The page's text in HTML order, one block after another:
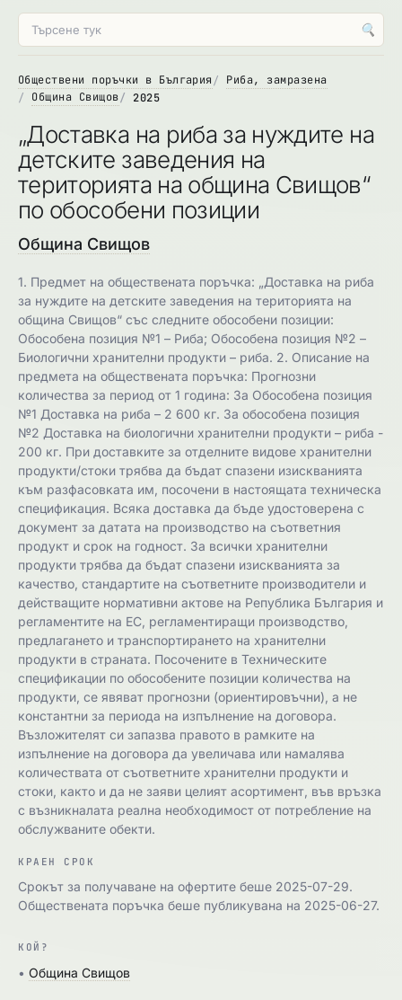
🔍
Обществени поръчки в България
Риба, замразена
Община Свищов
2025
„Доставка на риба за нуждите на
детските заведения на
територията на община Свищов“
по обособени позиции
Община Свищов
1. Предмет на обществената поръчка: „Доставка на риба
за нуждите на детските заведения на територията на
община Свищов“ със следните обособени позиции:
Обособена позиция №1 – Риба; Обособена позиция №2 –
Биологични хранителни продукти – риба. 2. Описание на
предмета на обществената поръчка: Прогнозни
количества за период от 1 година: За Обособена позиция
№1 Доставка на риба – 2 600 кг. За обособена позиция
№2 Доставка на биологични хранителни продукти – риба -
200 кг. При доставките за отделните видове хранителни
продукти/стоки трябва да бъдат спазени изискванията
към разфасовката им, посочени в настоящата техническа
спецификация. Всяка доставка да бъде удостоверена с
документ за датата на производство на съответния
продукт и срок на годност. За всички хранителни
продукти трябва да бъдат спазени изискванията за
качество, стандартите на съответните производители и
действащите нормативни актове на Република България и
регламентите на ЕС, регламентиращи производство,
предлагането и транспортирането на хранителни
продукти в страната. Посочените в Техническите
спецификации по обособените позиции количества на
продукти, се явяват прогнозни (ориентировъчни), а не
константни за периода на изпълнение на договора.
Възложителят си запазва правото в рамките на
изпълнение на договора да увеличава или намалява
количествата от съответните хранителни продукти и
стоки, както и да не заяви целият асортимент, във връзка
с възникналата реална необходимост от потребление на
обслужваните обекти.
КРАЕН СРОК
Срокът за получаване на офертите беше 2025-07-29.
Обществената поръчка беше публикувана на 2025-06-27.
КОЙ?
• Община Свищов